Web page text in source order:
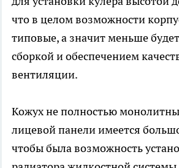
что в целом возможности
типовые, а значит меньше
сборкой и обеспечением
вентиляции.
Кожух не полностью
лицевой панели имеется
чтобы была возможность